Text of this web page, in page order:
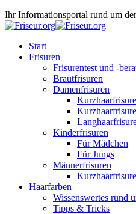
Ihr Informationsportal rund um
Start
Frisuren
Frisurentest und -
Brautfrisuren
Damenfrisuren
Kinderfrisuren
Für Mädchen
Für Jungs
Männerfrisuren
Haarfarben
Wissenswertes rund
Tipps & Tricks